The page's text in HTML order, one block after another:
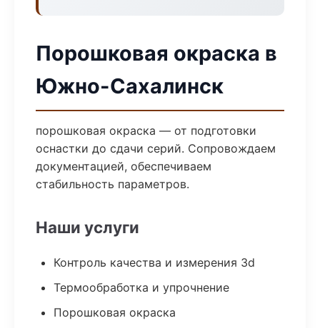
Порошковая окраска в
Южно-Сахалинск
порошковая окраска — от подготовки
оснастки до сдачи серий. Сопровождаем
документацией, обеспечиваем
стабильность параметров.
Наши услуги
Контроль качества и измерения 3d
Термообработка и упрочнение
Порошковая окраска